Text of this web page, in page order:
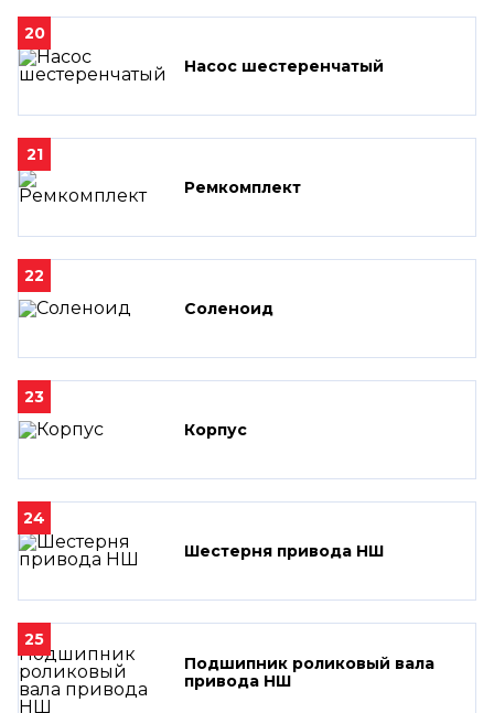
20
Насос шестеренчатый
21
Ремкомплект
22
Соленоид
23
Корпус
24
Шестерня привода НШ
25
Подшипник роликовый вала
привода НШ